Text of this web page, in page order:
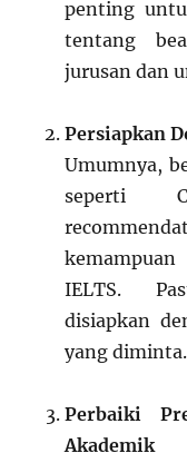
penting
tentang
jurusan dan
Persiapkan
Umumnya,
seperti
IELTS.
disiapkan
yang diminta.
Perbaiki
Akademik